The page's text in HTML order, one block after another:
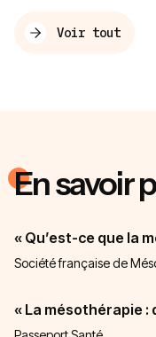
Voir tout
En savoir
« Qu’est-ce que la
Société française de
« La mésothérapie :